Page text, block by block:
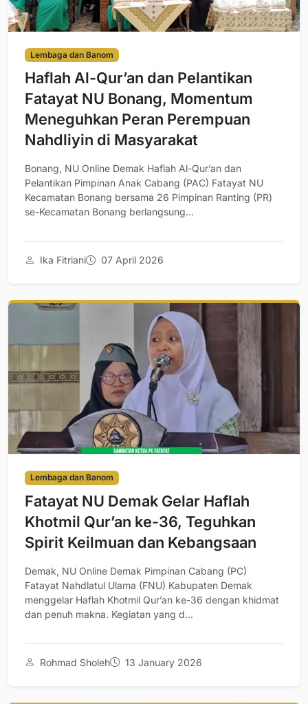
Lembaga dan Banom
Haflah Al-Qur’an dan Pelantikan
Fatayat NU Bonang, Momentum
Meneguhkan Peran Perempuan
Nahdliyin di Masyarakat
Bonang, NU Online Demak Haflah Al-Qur’an dan
Pelantikan Pimpinan Anak Cabang (PAC) Fatayat NU
Kecamatan Bonang bersama 26 Pimpinan Ranting (PR)
se-Kecamatan Bonang berlangsung...
Ika Fitriani 07 April 2026
Lembaga dan Banom
Fatayat NU Demak Gelar Haflah
Khotmil Qur’an ke-36, Teguhkan
Spirit Keilmuan dan Kebangsaan
Demak, NU Online Demak Pimpinan Cabang (PC)
Fatayat Nahdlatul Ulama (FNU) Kabupaten Demak
menggelar Haflah Khotmil Qur’an ke-36 dengan khidmat
dan penuh makna. Kegiatan yang d...
Rohmad Sholeh 13 January 2026